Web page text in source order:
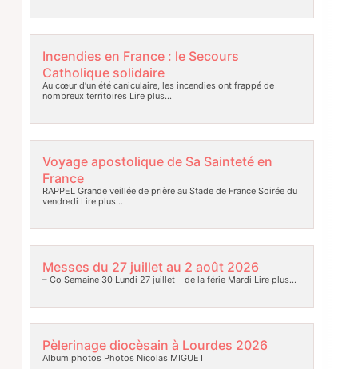
Incendies en France : le Secours
Catholique solidaire
Au cœur d’un été caniculaire, les incendies ont frappé de
nombreux territoires Lire plus…
Voyage apostolique de Sa Sainteté en
France
RAPPEL Grande veillée de prière au Stade de France Soirée du
vendredi Lire plus…
Messes du 27 juillet au 2 août 2026
– Co Semaine 30 Lundi 27 juillet – de la férie Mardi Lire plus…
Pèlerinage diocèsain à Lourdes 2026
Album photos Photos Nicolas MIGUET